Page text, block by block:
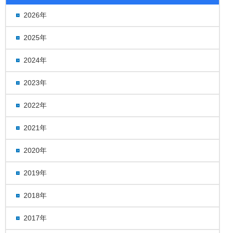
2026年
2025年
2024年
2023年
2022年
2021年
2020年
2019年
2018年
2017年